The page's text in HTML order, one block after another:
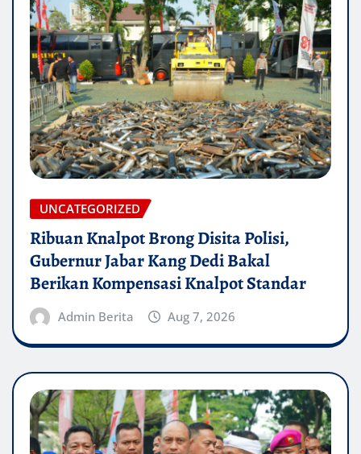
UNCATEGORIZED
Ribuan Knalpot Brong Disita Polisi,
Gubernur Jabar Kang Dedi Bakal
Berikan Kompensasi Knalpot Standar
Admin Berita Aug 7, 2026